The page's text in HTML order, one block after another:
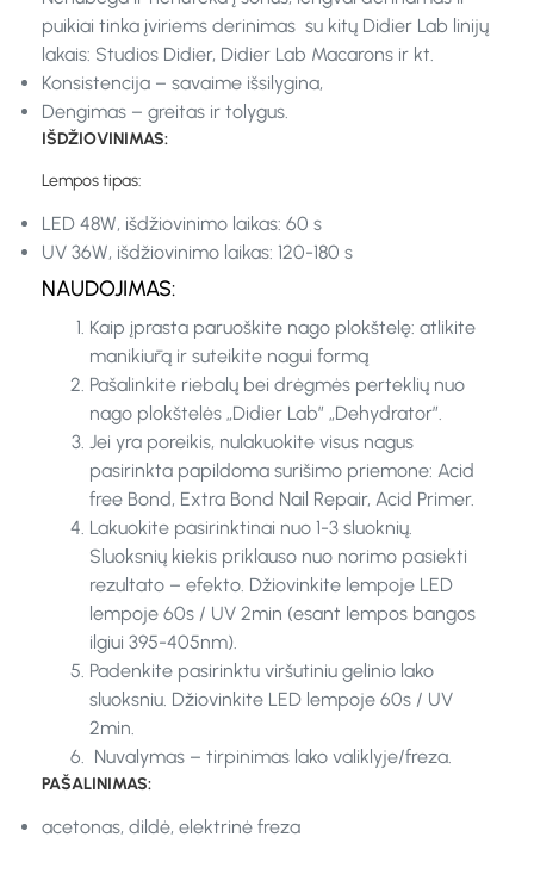
puikiai tinka įviriems derinimas su kitų Didier Lab linijų
lakais: Studios Didier, Didier Lab Macarons ir kt.
Konsistencija – savaime išsilygina,
Dengimas – greitas ir tolygus.
IŠDŽIOVINIMAS:
Lempos tipas:
LED 48W, išdžiovinimo laikas: 60 s
UV 36W, išdžiovinimo laikas: 120-180 s
NAUDOJIMAS:
Kaip įprasta paruoškite nago plokštelę: atlikite
manikiūrą ir suteikite nagui formą
Pašalinkite riebalų bei drėgmės perteklių nuo
nago plokštelės „Didier Lab” „Dehydrator”.
Jei yra poreikis, nulakuokite visus nagus
pasirinkta papildoma surišimo priemone: Acid
free Bond, Extra Bond Nail Repair, Acid Primer.
Lakuokite pasirinktinai nuo 1-3 sluoknių.
Sluoksnių kiekis priklauso nuo norimo pasiekti
rezultato – efekto. Džiovinkite lempoje LED
lempoje 60s / UV 2min (esant lempos bangos
ilgiui 395-405nm).
Padenkite pasirinktu viršutiniu gelinio lako
sluoksniu. Džiovinkite LED lempoje 60s / UV
2min.
Nuvalymas – tirpinimas lako valiklyje/freza.
PAŠALINIMAS:
acetonas, dildė, elektrinė freza